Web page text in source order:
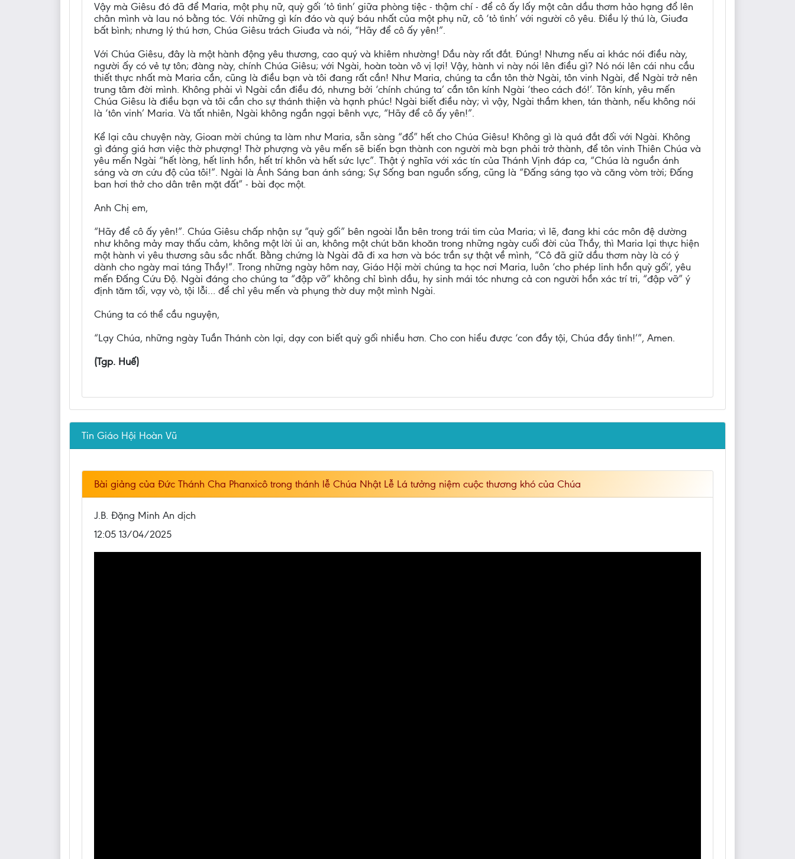
Vậy mà Giêsu đó đã để Maria, một phụ nữ, quỳ gối ‘tỏ tình’ giữa phòng tiệc - thậm chí - để cô ấy lấy một cân dầu thơm hảo hạng đổ lên
chân mình và lau nó bằng tóc. Với những gì kín đáo và quý báu nhất của một phụ nữ, cô ‘tỏ tình’ với người cô yêu. Điều lý thú là, Giuđa
bất bình; nhưng lý thú hơn, Chúa Giêsu trách Giuđa và nói, “Hãy để cô ấy yên!”.
Với Chúa Giêsu, đây là một hành động yêu thương, cao quý và khiêm nhường! Dầu này rất đắt. Đúng! Nhưng nếu ai khác nói điều này,
người ấy có vẻ tự tôn; đàng này, chính Chúa Giêsu; với Ngài, hoàn toàn vô vị lợi! Vậy, hành vi này nói lên điều gì? Nó nói lên cái nhu cầu
thiết thực nhất mà Maria cần, cũng là điều bạn và tôi đang rất cần! Như Maria, chúng ta cần tôn thờ Ngài, tôn vinh Ngài, để Ngài trở nên
trung tâm đời mình. Không phải vì Ngài cần điều đó, nhưng bởi ‘chính chúng ta’ cần tôn kính Ngài ‘theo cách đó!’. Tôn kính, yêu mến
Chúa Giêsu là điều bạn và tôi cần cho sự thánh thiện và hạnh phúc! Ngài biết điều này; vì vậy, Ngài thầm khen, tán thành, nếu không nói
là ‘tôn vinh’ Maria. Và tất nhiên, Ngài không ngần ngại bênh vực, “Hãy để cô ấy yên!”.
Kể lại câu chuyện này, Gioan mời chúng ta làm như Maria, sẵn sàng “đổ” hết cho Chúa Giêsu! Không gì là quá đắt đối với Ngài. Không
gì đáng giá hơn việc thờ phượng! Thờ phượng và yêu mến sẽ biến bạn thành con người mà bạn phải trở thành, để tôn vinh Thiên Chúa và
yêu mến Ngài “hết lòng, hết linh hồn, hết trí khôn và hết sức lực”. Thật ý nghĩa với xác tín của Thánh Vịnh đáp ca, “Chúa là nguồn ánh
sáng và ơn cứu độ của tôi!”. Ngài là Ánh Sáng ban ánh sáng; Sự Sống ban nguồn sống, cũng là “Đấng sáng tạo và căng vòm trời; Đấng
ban hơi thở cho dân trên mặt đất” - bài đọc một.
Anh Chị em,
“Hãy để cô ấy yên!”. Chúa Giêsu chấp nhận sự “quỳ gối” bên ngoài lẫn bên trong trái tim của Maria; vì lẽ, đang khi các môn đệ dường
như không mảy may thấu cảm, không một lời ủi an, không một chút băn khoăn trong những ngày cuối đời của Thầy, thì Maria lại thực hiện
một hành vi yêu thương sâu sắc nhất. Bằng chứng là Ngài đã đi xa hơn và bóc trần sự thật về mình, “Cô đã giữ dầu thơm này là có ý
dành cho ngày mai táng Thầy!”. Trong những ngày hôm nay, Giáo Hội mời chúng ta học nơi Maria, luôn ‘cho phép linh hồn quỳ gối’, yêu
mến Đấng Cứu Độ. Ngài đáng cho chúng ta “đập vỡ” không chỉ bình dầu, hy sinh mái tóc nhưng cả con người hồn xác trí tri, “đập vỡ” ý
định tăm tối, vạy vò, tội lỗi… để chỉ yêu mến và phụng thờ duy một mình Ngài.
Chúng ta có thể cầu nguyện,
“Lạy Chúa, những ngày Tuần Thánh còn lại, dạy con biết quỳ gối nhiều hơn. Cho con hiểu được ‘con đầy tội, Chúa đầy tình!’”, Amen.
(Tgp. Huế)
Tin Giáo Hội Hoàn Vũ
Bài giảng của Đức Thánh Cha Phanxicô trong thánh lễ Chúa Nhật Lễ Lá tưởng niệm cuộc thương khó của Chúa
J.B. Đặng Minh An dịch
12:05 13/04/2025